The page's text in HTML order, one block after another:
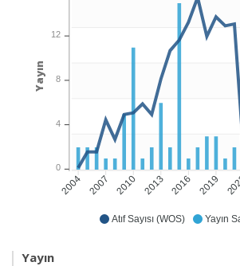
Atıf Sayısı (WOS) Yayın
2004 2007 2010 2013 2016 2019
12
8
4
0
Yayın
Yayın